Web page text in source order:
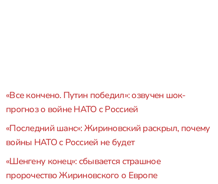
«Все кончено. Путин победил»: озвучен шок-
прогноз о войне НАТО с Россией
«Последний шанс»: Жириновский раскрыл, почему
войны НАТО с Россией не будет
«Шенгену конец»: сбывается страшное
пророчество Жириновского о Европе